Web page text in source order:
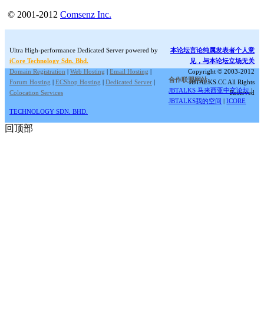
© 2001-2012 Comsenz Inc.
Ultra High-performance Dedicated Server powered by
iCore Technology Sdn. Bhd.
Domain Registration | Web Hosting | Email Hosting |
Forum Hosting | ECShop Hosting | Dedicated Server |
Colocation Services
本论坛言论纯属发表者个人意
见，与本论坛立场无关
Copyright © 2003-2012
JBTALKS.CC All Rights
Reserved
合作联盟网站:
JBTALKS 马来西亚中文论坛 |
JBTALKS我的空间 |ICORE
TECHNOLOGY SDN. BHD.
回顶部